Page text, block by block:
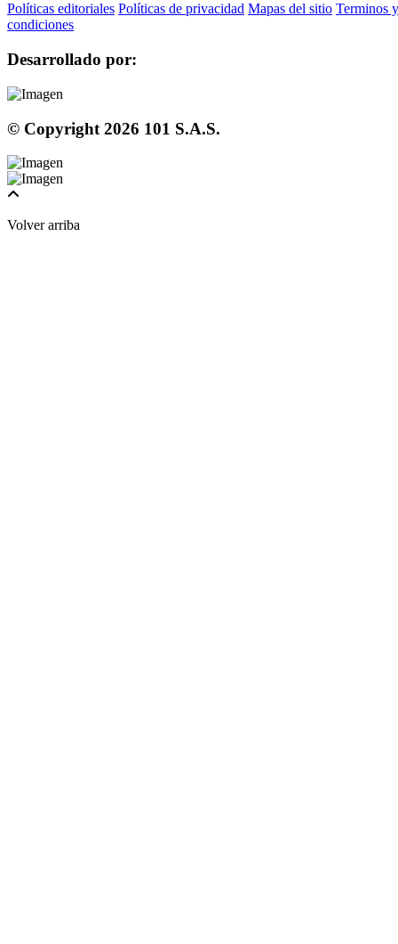
Políticas editoriales Políticas de privacidad Mapas del sitio Terminos y
condiciones
Desarrollado por:
© Copyright 2026 101 S.A.S.
Volver arriba